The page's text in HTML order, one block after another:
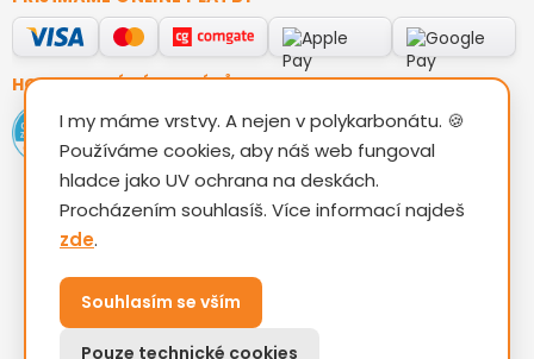
HODNOCENÍ ZÁKAZNÍKŮ
Vytvořil Shoptet
Copyright 2026TAM KOVO s.r.o.
I my máme vrstvy. A nejen v polykarbonátu. 🍪
Používáme cookies, aby náš web fungoval
hladce jako UV ochrana na deskách.
Procházením souhlasíš. Více informací najdeš
zde.
Souhlasím se vším
Pouze technické cookies